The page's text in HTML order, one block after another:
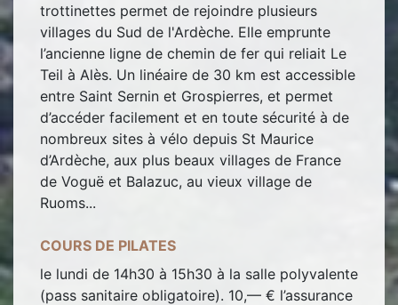
trottinettes permet de rejoindre plusieurs
villages du Sud de l'Ardèche. Elle emprunte
l’ancienne ligne de chemin de fer qui reliait Le
Teil à Alès. Un linéaire de 30 km est accessible
entre Saint Sernin et Grospierres, et permet
d’accéder facilement et en toute sécurité à de
nombreux sites à vélo depuis St Maurice
d’Ardèche, aux plus beaux villages de France
de Voguë et Balazuc, au vieux village de
Ruoms...
COURS DE PILATES
le lundi de 14h30 à 15h30 à la salle polyvalente
(pass sanitaire obligatoire). 10,— € l’assurance